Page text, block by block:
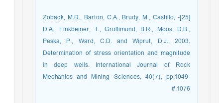
[25]- Zoback, M.D., Barton, C.A., Brudy, M., Castillo,
D.A., Finkbeiner, T., Grollimund, B.R., Moos, D.B.,
Peska, P., Ward, C.D. and Wiprut, D.J., 2003.
Determination of stress orientation and magnitude
in deep wells. International Journal of Rock
Mechanics and Mining Sciences, 40(7), pp.1049-
1076.#